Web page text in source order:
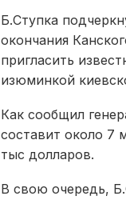
Б.Ступка
окончания
пригласить
изюминкой
Как сообщил
составит около 7
тыс долларов.
В свою очередь,